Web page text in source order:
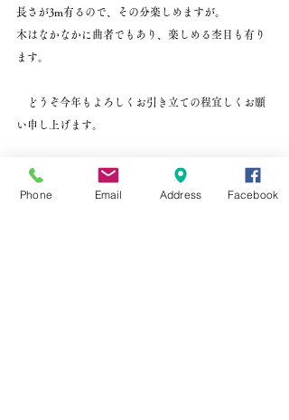
長さが3m有るので、その分楽しめますが。
木はなかなかに曲者でもあり、楽しめる杢目も有り
ます。
どうぞ今年もよろしくお引き立ての程宜しくお願
い申し上げます。
Phone Email Address Facebook